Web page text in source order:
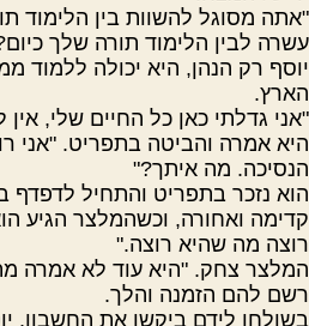
"אתה מסוגל להשוות בין הלימוד
עשרה לבין הלימוד תורה שלך
יוסף רק הנהן, היא יכולה ללמוד
הארץ.
"אני גדלתי כאן כל החיים שלי,
היא אמרה והביטה בתפריט. "אני
הנסיכה. מה איתך?"
הוא נזכר בתפריט והתחיל לדפדף
קדימה ואחורה, וכשהמלצר הגיע
רוצה מה שהיא רוצה."
המלצר צחק. "היא עוד לא אמרה
רשם להם הזמנה והלך.
בשולחן לידם ביקשו את החשבון,